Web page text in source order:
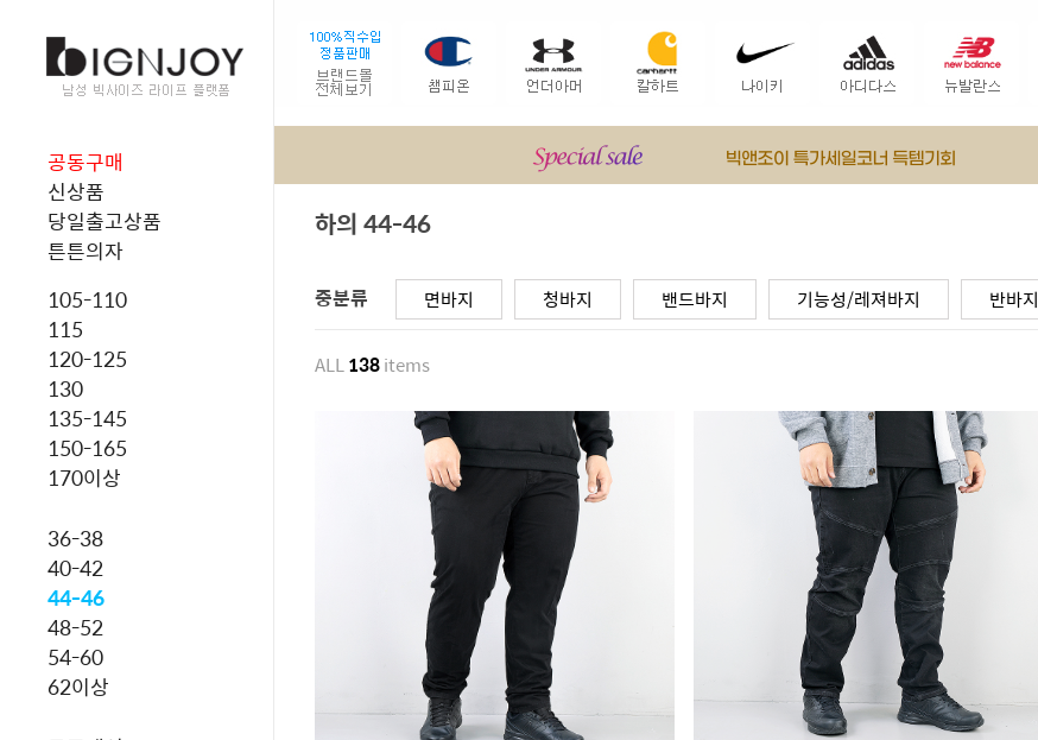
공동구매
신상품
당일출고상품
튼튼의자
105-110
115
120-125
130
135-145
150-165
170이상
36-38
40-42
44-46
48-52
54-60
62이상
하의 44-46
중분류 면바지 청바지 밴드바지 기능성/레져바지 반바지
ALL138items